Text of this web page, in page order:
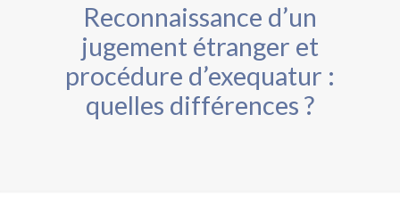
Reconnaissance d’un
jugement étranger et
procédure d’exequatur :
quelles différences ?